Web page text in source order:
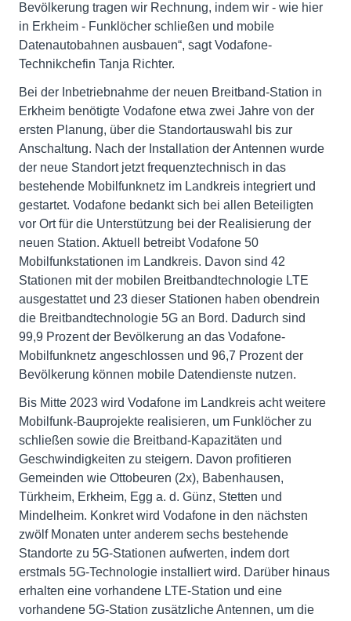
Bevölkerung tragen wir Rechnung, indem wir - wie hier
in Erkheim - Funklöcher schließen und mobile
Datenautobahnen ausbauen“, sagt Vodafone-
Technikchefin Tanja Richter.
Bei der Inbetriebnahme der neuen Breitband-Station in
Erkheim benötigte Vodafone etwa zwei Jahre von der
ersten Planung, über die Standortauswahl bis zur
Anschaltung. Nach der Installation der Antennen wurde
der neue Standort jetzt frequenztechnisch in das
bestehende Mobilfunknetz im Landkreis integriert und
gestartet. Vodafone bedankt sich bei allen Beteiligten
vor Ort für die Unterstützung bei der Realisierung der
neuen Station. Aktuell betreibt Vodafone 50
Mobilfunkstationen im Landkreis. Davon sind 42
Stationen mit der mobilen Breitbandtechnologie LTE
ausgestattet und 23 dieser Stationen haben obendrein
die Breitbandtechnologie 5G an Bord. Dadurch sind
99,9 Prozent der Bevölkerung an das Vodafone-
Mobilfunknetz angeschlossen und 96,7 Prozent der
Bevölkerung können mobile Datendienste nutzen.
Bis Mitte 2023 wird Vodafone im Landkreis acht weitere
Mobilfunk-Bauprojekte realisieren, um Funklöcher zu
schließen sowie die Breitband-Kapazitäten und
Geschwindigkeiten zu steigern. Davon profitieren
Gemeinden wie Ottobeuren (2x), Babenhausen,
Türkheim, Erkheim, Egg a. d. Günz, Stetten und
Mindelheim. Konkret wird Vodafone in den nächsten
zwölf Monaten unter anderem sechs bestehende
Standorte zu 5G-Stationen aufwerten, indem dort
erstmals 5G-Technologie installiert wird. Darüber hinaus
erhalten eine vorhandene LTE-Station und eine
vorhandene 5G-Station zusätzliche Antennen, um die